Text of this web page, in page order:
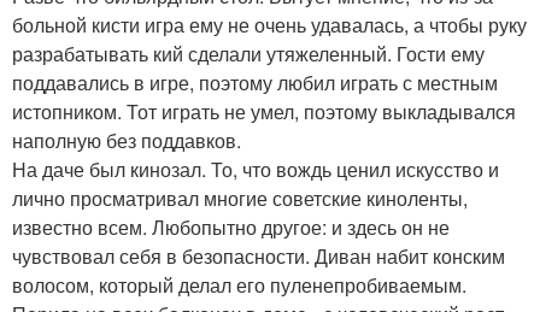
больной кисти игра ему не очень удавалась, а чтобы руку
разрабатывать кий сделали утяжеленный. Гости ему
поддавались в игре, поэтому любил играть с местным
истопником. Тот играть не умел, поэтому выкладывался
наполную без поддавков.
На даче был кинозал. То, что вождь ценил искусство и
лично просматривал многие советские киноленты,
известно всем. Любопытно другое: и здесь он не
чувствовал себя в безопасности. Диван набит конским
волосом, который делал его пуленепробиваемым.